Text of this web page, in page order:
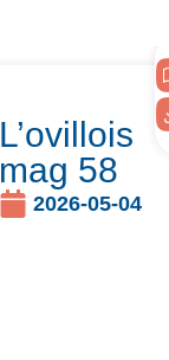
2026-05-04
L’ovillois
mag 58